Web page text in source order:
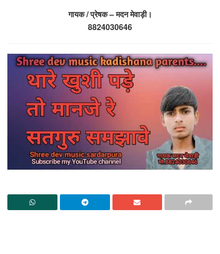
गायक / प्रेषक – मदन मेवाड़ी।
8824030646